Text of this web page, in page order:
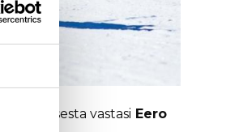
vastasi Eero